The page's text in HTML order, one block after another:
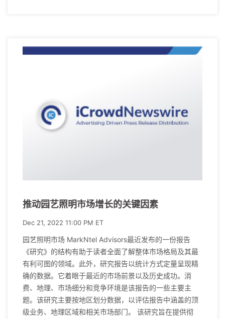
推动园艺照明市场增长的关键因素
Dec 21, 2022 11:00 PM ET
园艺照明市场 MarkNtel Advisors最近发布的一份报告
《研究》的结构有助于读者全面了解整体市场格局及其最
有利可图的领域。此外，研究报告以统计方式定量呈现精
确的数据。它着眼于最近的市场前景以及历史成功。消
费、地理、市场细分和竞争环境是该报告的一些主要主
题。该研究主要按地区划分数据，以评估报告中涵盖的顶
级业务、地理区域和相关市场部门。 该研究旨在提供彻